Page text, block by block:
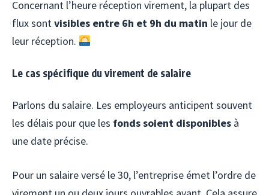
Concernant l’heure réception virement, la plupart des
flux sontvisibles entre 6h et 9h du matin le jour de
leur réception.
Le cas spécifique du virement de salaire
Parlons du salaire. Les employeurs anticipent souvent
les délais pour que les fonds soient disponibles à
une date précise.
Pour un salaire versé le 30, l’entreprise émet l’ordre de